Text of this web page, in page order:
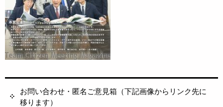
お問い合わせ・匿名ご意見箱（下記画像からリンク先に
移ります）